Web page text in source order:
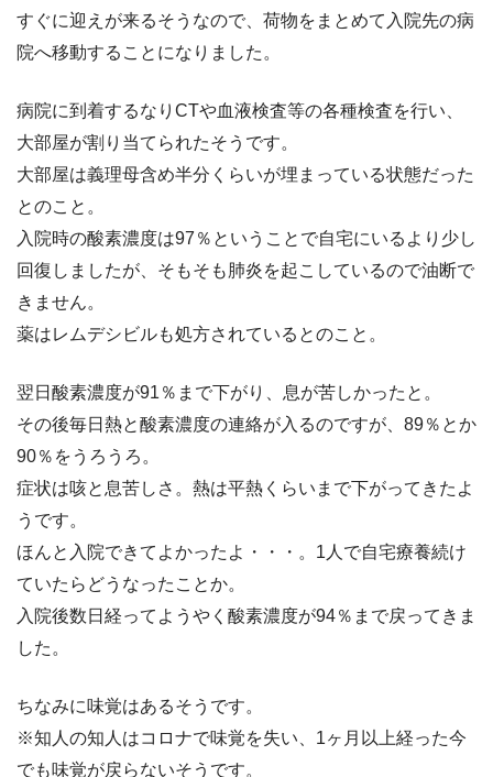
すぐに迎えが来るそうなので、荷物をまとめて入院先の病
院へ移動することになりました。
病院に到着するなりCTや血液検査等の各種検査を行い、
大部屋が割り当てられたそうです。
大部屋は義理母含め半分くらいが埋まっている状態だった
とのこと。
入院時の酸素濃度は97％ということで自宅にいるより少し
回復しましたが、そもそも肺炎を起こしているので油断で
きません。
薬はレムデシビルも処方されているとのこと。
翌日酸素濃度が91％まで下がり、息が苦しかったと。
その後毎日熱と酸素濃度の連絡が入るのですが、89％とか
90％をうろうろ。
症状は咳と息苦しさ。熱は平熱くらいまで下がってきたよ
うです。
ほんと入院できてよかったよ・・・。1人で自宅療養続け
ていたらどうなったことか。
入院後数日経ってようやく酸素濃度が94％まで戻ってきま
した。
ちなみに味覚はあるそうです。
※知人の知人はコロナで味覚を失い、1ヶ月以上経った今
でも味覚が戻らないそうです。